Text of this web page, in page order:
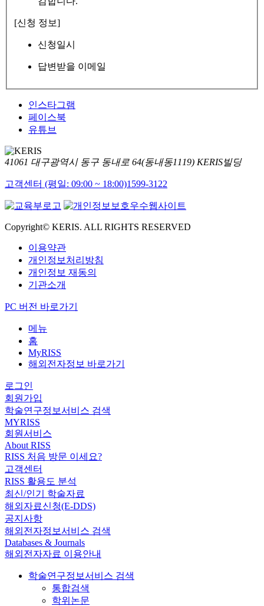
[신청 정보]
신청일시
답변받을 이메일
인스타그램
페이스북
유튜브
41061 대구광역시 동구 동내로 64(동내동1119) KERIS빌딩
고객센터 (평일: 09:00 ~ 18:00)1599-3122
Copyright© KERIS. ALL RIGHTS RESERVED
이용약관
개인정보처리방침
개인정보 재동의
기관소개
PC 버전 바로가기
메뉴
홈
MyRISS
해외전자정보 바로가기
로그인
회원가입
학술연구정보서비스 검색
MYRISS
회원서비스
About RISS
RISS 처음 방문 이세요?
고객센터
RISS 활용도 분석
최신/인기 학술자료
해외자료신청(E-DDS)
공지사항
해외전자정보서비스 검색
Databases & Journals
해외전자자료 이용안내
학술연구정보서비스 검색
통합검색
학위논문